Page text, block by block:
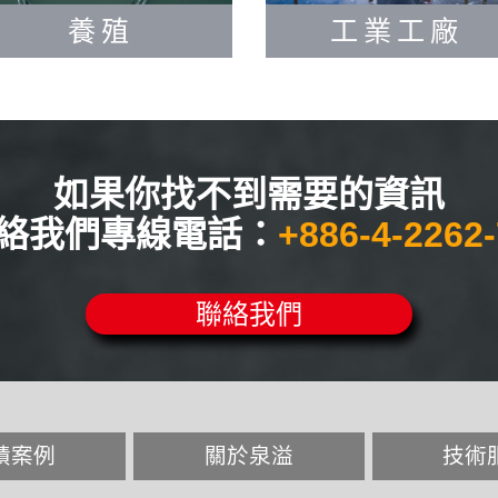
養殖 工業工廠
如果你找不到需要的資訊
我們專線電話： +886-4-
聯絡我們
案例 關於泉溢 技術